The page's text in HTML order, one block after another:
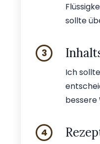
sollte
3
Ich
bessere
4